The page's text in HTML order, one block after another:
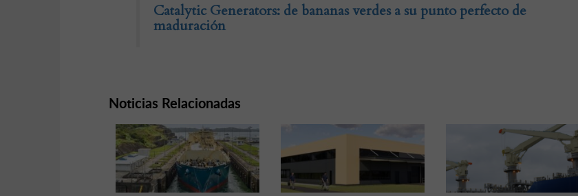
Catalytic Generators: de bananas verdes a su punto perfecto de
maduración
Noticias Relacionadas